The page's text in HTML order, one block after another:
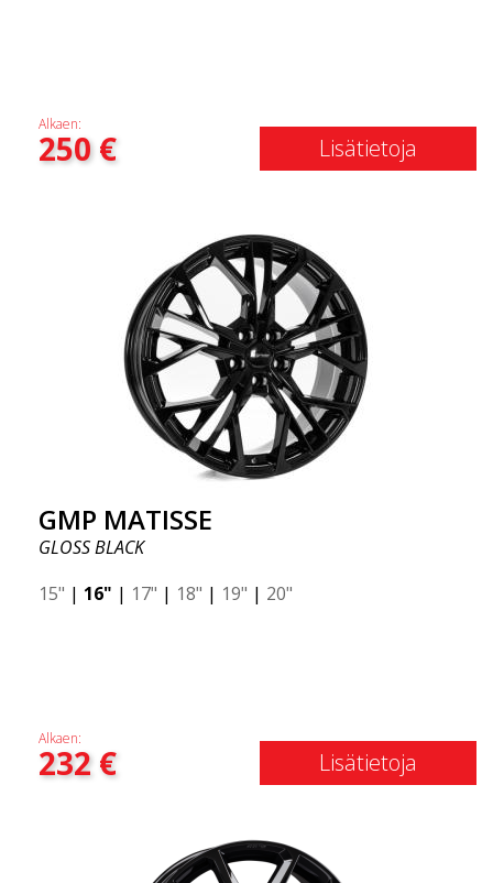
Alkaen:
250€ Lisätietoja
GMP MATISSE
GLOSS BLACK
15" | 16" | 17" | 18" | 19" | 20"
Alkaen:
232€ Lisätietoja